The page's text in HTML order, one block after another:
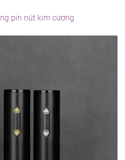
pin nút kim cương